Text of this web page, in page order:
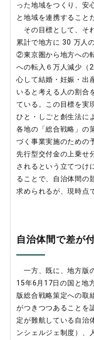
った地域をつくり、安
と地域を連携すること
その目標として、そ
累計で地方に 30 万人
②東京圏から地方への
への転入６万人減少
心して結婚・妊娠・出
いると考える人の割合
ている。この目標を実
ひと・しごと創生法に
各地の「総合戦略」の
づく事業実施のための
先行型交付金の上乗せ
されるという立てつけ
ることで、自治体間の
求められるが、現時点
自治体間で差が
一方、既に、地方版
15年6月17日の国と地
版総合戦略策定への取
がつきつつあることを
定が難航している自治
ンシェルジェ制度）、